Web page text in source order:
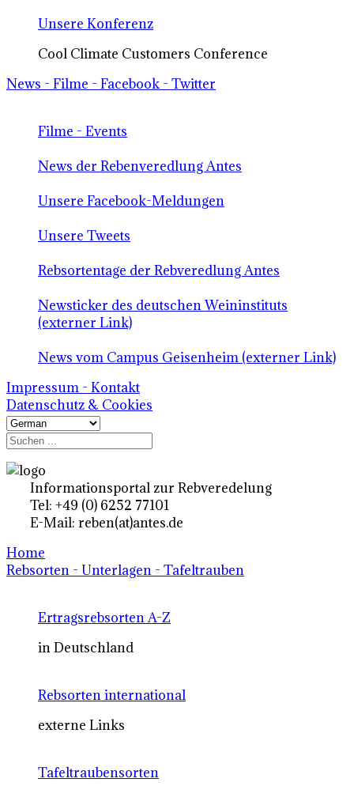
Unsere Konferenz
Cool Climate Customers Conference
News - Filme - Facebook - Twitter
Filme - Events
News der Rebenveredlung Antes
Unsere Facebook-Meldungen
Unsere Tweets
Rebsortentage der Rebveredlung Antes
Newsticker des deutschen Weininstituts
(externer Link)
News vom Campus Geisenheim (externer Link)
Impressum - Kontakt
Datenschutz & Cookies
Informationsportal zur Rebveredelung
Tel: +49 (0) 6252 77101
E-Mail: reben(at)antes.de
Home
Rebsorten - Unterlagen - Tafeltrauben
Ertragsrebsorten A-Z
in Deutschland
Rebsorten international
externe Links
Tafeltraubensorten